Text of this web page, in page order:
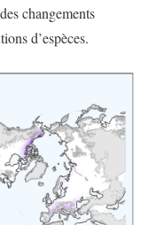
changements
d’espèces.